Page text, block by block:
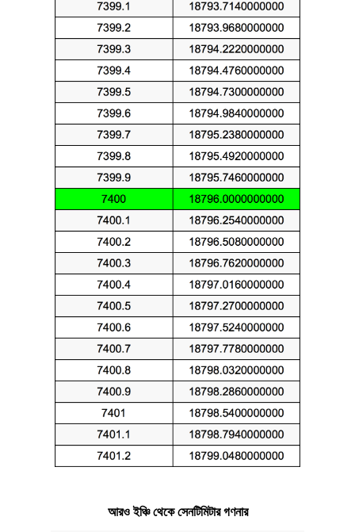
আরও ইঞ্চি থেকে সেনটিমিটার গণনার